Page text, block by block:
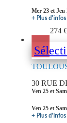
Mer 23 et Jeu
+ Plus d'infos
274 €
30 RUE
Ven 25 et
Ven 25 et
+ Plus d'infos